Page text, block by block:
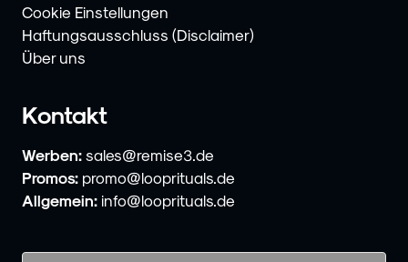
Cookie Einstellungen
Haftungsausschluss (Disclaimer)
Über uns
Kontakt
Werben: sales@remise3.de
Promos: promo@looprituals.de
Allgemein: info@looprituals.de